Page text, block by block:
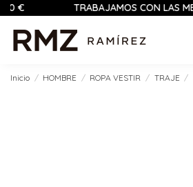
TRABAJAMOS CON LAS MEJORES
Inicio HOMBRE ROPA VESTIR TRAJE